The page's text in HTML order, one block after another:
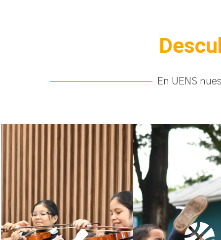
En UENS
“Creatividad al
El aprendizaje de las artes y la
música enriquece el espíritu,
estimula la imaginación y
proporciona a los estudiantes
Es la herramienta
para enseñar a
jóvenes, valores y
influyendo
sus actitudes